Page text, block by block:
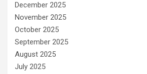
December 2025
November 2025
October 2025
September 2025
August 2025
July 2025